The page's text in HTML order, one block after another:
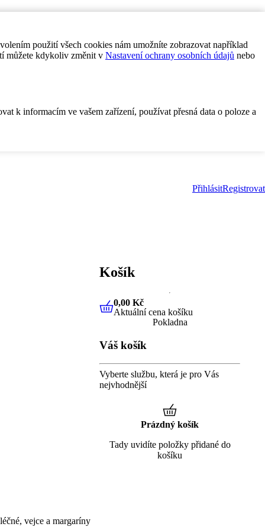
použití všech cookies nám umožníte zobrazovat například
můžete kdykoliv změnit v Nastavení ochrany osobních údajů nebo
k informacím ve vašem zařízení, používat přesná data o poloze a
PřihlásitRegistrovat
vejce a margaríny
Košík
0,00 KčAktuální cena košíku
0,00 Kč
Aktuální cena košíku
Pokladna
Váš košík
Vyberte službu, která je pro Vás
nejvhodnější
Prázdný košík
Tady uvidíte položky přidané do
košíku